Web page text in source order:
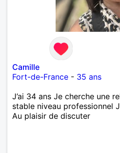
Camille
Fort-de-France - 35 ans
J’ai 34 ans Je cherche une
stable niveau professionnel
Au plaisir de discuter